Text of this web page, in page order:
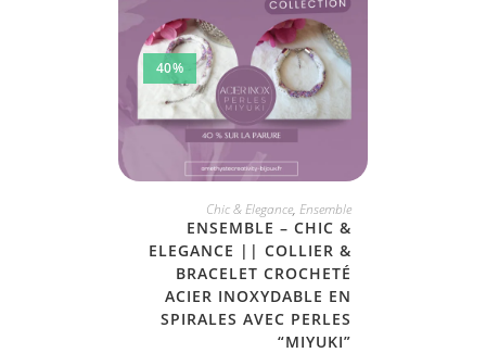
40%
JE PRENDS TOUT !
Chic & Elegance, Ensemble
ENSEMBLE – CHIC &
ELEGANCE || COLLIER &
BRACELET CROCHETÉ
ACIER INOXYDABLE EN
SPIRALES AVEC PERLES
“MIYUKI”